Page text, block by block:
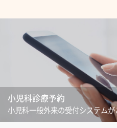
小児科診療予約
小児科一般外来の受付システムが